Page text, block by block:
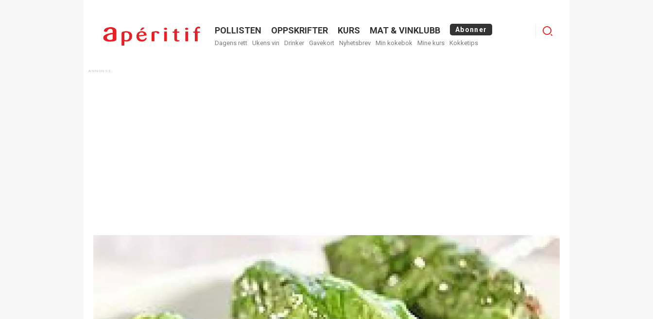
Menu
POLLISTEN OPPSKRIFTER KURS MAT & VINKLUBB Abonner
Dagens rett Ukens vin Drinker Gavekort Nyhetsbrev Min kokebok Mine kurs Kokketips
Logg